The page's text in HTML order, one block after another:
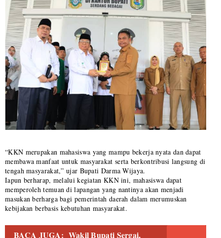
“KKN merupakan mahasiswa yang mampu bekerja nyata dan dapat
membawa manfaat untuk masyarakat serta berkontribusi langsung di
tengah masyarakat,” ujar Bupati Darma Wijaya.
Iapun berharap, melalui kegiatan KKN ini, mahasiswa dapat
memperoleh temuan di lapangan yang nantinya akan menjadi
masukan berharga bagi pemerintah daerah dalam merumuskan
kebijakan berbasis kebutuhan masyarakat.
BACA JUGA: Wakil Bupati Sergai,